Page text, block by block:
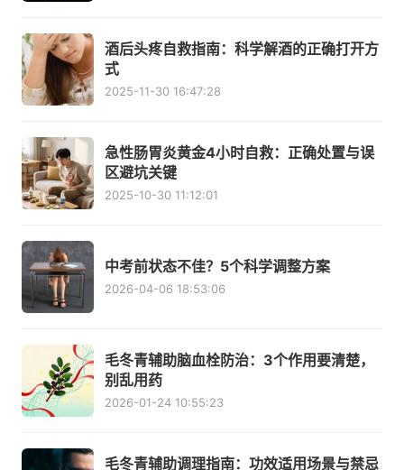
酒后头疼自救指南：科学解酒的正确打开方
式
2025-11-30 16:47:28
急性肠胃炎黄金4小时自救：正确处置与误
区避坑关键
2025-10-30 11:12:01
中考前状态不佳？5个科学调整方案
2026-04-06 18:53:06
毛冬青辅助脑血栓防治：3个作用要清楚，
别乱用药
2026-01-24 10:55:23
毛冬青辅助调理指南：功效适用场景与禁忌